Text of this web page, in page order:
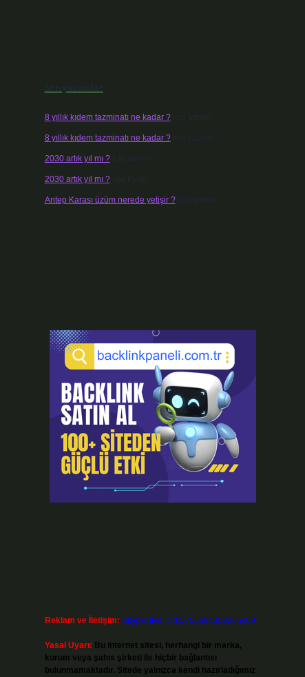
Son yorumlar
8 yıllık kıdem tazminatı ne kadar ?için admin
8 yıllık kıdem tazminatı ne kadar ?için Nazan
2030 artık yıl mı ?için admin
2030 artık yıl mı ?için Pınar
Antep Karası üzüm nerede yetişir ?için admin
Reklam ve İletişim: Skype: live:.cid.575569c608265c69
Yasal Uyarı: Bu internet sitesi, herhangi bir marka,
kurum veya şahıs şirketi ile hiçbir bağlantısı
bulunmamaktadır. Sitede yalnızca kendi hazırladığımız